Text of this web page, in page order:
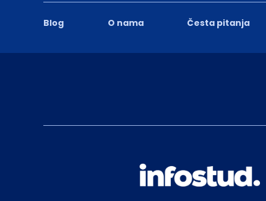
Blog O nama Česta pitanja